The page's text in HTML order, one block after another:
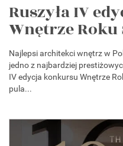
Ruszyła IV
Wnętrze Roku
Najlepsi architekci wnętrz w
jedno z najbardziej
IV edycja konkursu Wnętrze
pula...